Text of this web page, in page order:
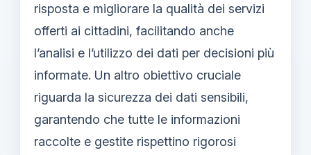
risposta e migliorare la qualità dei servizi
offerti ai cittadini, facilitando anche
l’analisi e l’utilizzo dei dati per decisioni più
informate. Un altro obiettivo cruciale
riguarda la sicurezza dei dati sensibili,
garantendo che tutte le informazioni
raccolte e gestite rispettino rigorosi